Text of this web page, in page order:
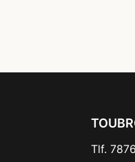
Tlf.